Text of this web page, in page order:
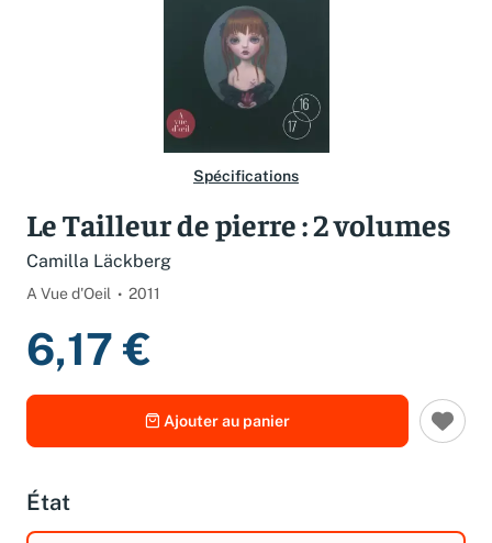
Activez les notifications dans votre compte pour être alerté dès
qu'il est en stock.
Créer une alerte
Spécifications
Le Tailleur de pierre : 2 volumes
Camilla Läckberg
A Vue d'Oeil 2011
6,17 €
Ajouter au panier
État